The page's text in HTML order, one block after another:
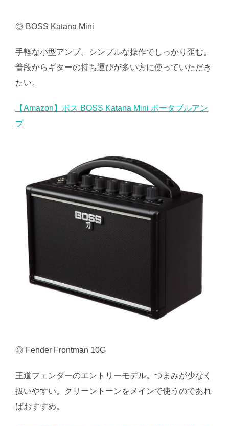
◎ BOSS Katana Mini
手軽な小型アンプ。シンプルな操作でしっかり歪む。
普段からギターの持ち運びが多い方に使っていただき
たい。
【Amazon】ボス BOSS Katana Mini ポータブルアン
プ
◎ Fender Frontman 10G
王道フェンダーのエントリーモデル。つまみが少なく
扱いやすい。クリーントーンをメインで使うのであれ
ばおすすめ。